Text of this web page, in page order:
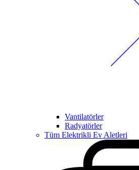
Vantilatörler
Radyatörler
Tüm Elektrikli Ev Aletleri